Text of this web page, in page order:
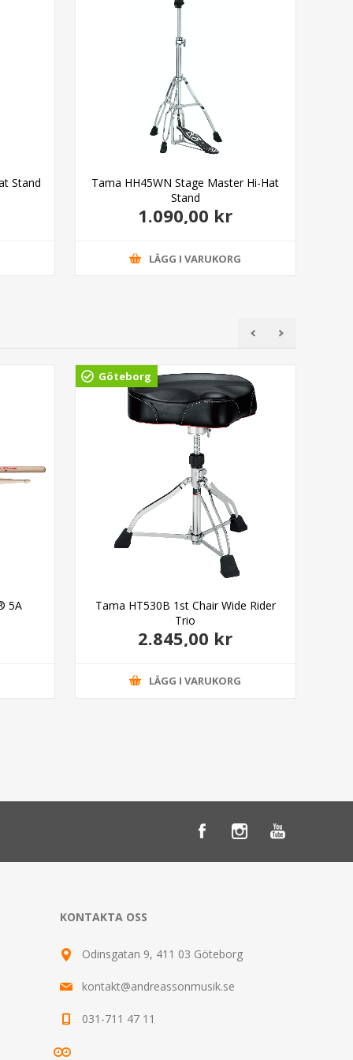
Stand
Tama HH45WN Stage Master Hi-Hat
Stand
1.090,00 kr
LÄGG I VARUKORG
5A
Göteborg
Tama HT530B 1st Chair Wide Rider
Trio
2.845,00 kr
LÄGG I VARUKORG
KONTAKTA OSS
Odinsgatan 9, 411 03 Göteborg
kontakt@andreassonmusik.se
031-711 47 11